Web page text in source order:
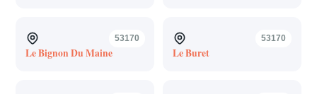
53170
Le Bignon Du Maine
53170
Le Buret